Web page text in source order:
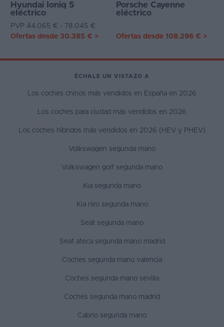
Hyundai Ioniq 5
eléctrico
Porsche Cayenne
eléctrico
PVP 44.065 € - 78.045 €
Ofertas desde 30.385 € > Ofertas desde 108.296 € >
ÉCHALE UN VISTAZO A
Los coches chinos más vendidos en España en 2026
Los coches para ciudad más vendidos en 2026
Los coches híbridos más vendidos en 2026 (HEV y PHEV)
Volkswagen segunda mano
Volkswagen golf segunda mano
Kia segunda mano
Kia niro segunda mano
Seat segunda mano
Seat ateca segunda mano madrid
Coches segunda mano valencia
Coches segunda mano sevilla
Coches segunda mano madrid
Cabrio segunda mano